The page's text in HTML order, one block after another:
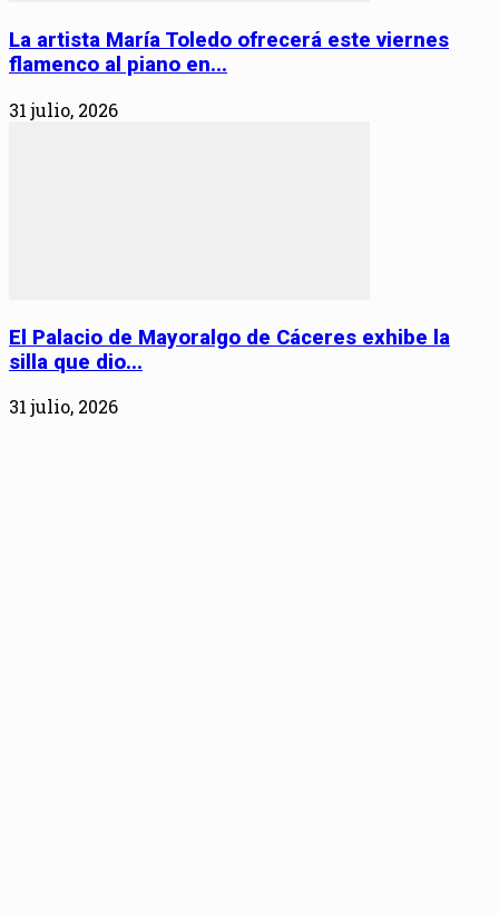
La artista María Toledo ofrecerá este viernes
flamenco al piano en...
31 julio, 2026
El Palacio de Mayoralgo de Cáceres exhibe la
silla que dio...
31 julio, 2026